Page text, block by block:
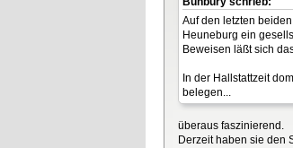
Auf den letzten
Heuneburg ein
Beweisen läßt sich
In der Hallstattzeit
belegen...
überaus faszinierend.
Derzeit haben sie den